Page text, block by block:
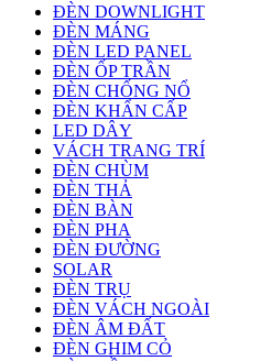
ĐÈN DOWNLIGHT
ĐÈN MÁNG
ĐÈN LED PANEL
ĐÈN ỐP TRẦN
ĐÈN CHỐNG NỔ
ĐÈN KHẨN CẤP
LED DÂY
VÁCH TRANG TRÍ
ĐÈN CHÙM
ĐÈN THẢ
ĐÈN BÀN
ĐÈN PHA
ĐÈN ĐƯỜNG
SOLAR
ĐÈN TRỤ
ĐÈN VÁCH NGOÀI
ĐÈN ÂM ĐẤT
ĐÈN GHIM CỎ